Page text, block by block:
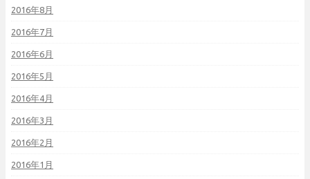
2016年8月
2016年7月
2016年6月
2016年5月
2016年4月
2016年3月
2016年2月
2016年1月